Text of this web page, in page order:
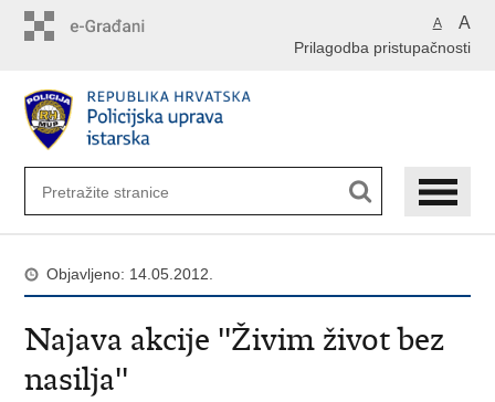
A A
Prilagodba pristupačnosti
Objavljeno: 14.05.2012.
Najava akcije ''Živim život bez
nasilja''